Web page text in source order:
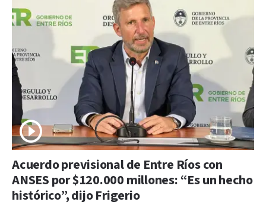
Acuerdo previsional de Entre Ríos con
ANSES por $120.000 millones: “Es un hecho
histórico”, dijo Frigerio